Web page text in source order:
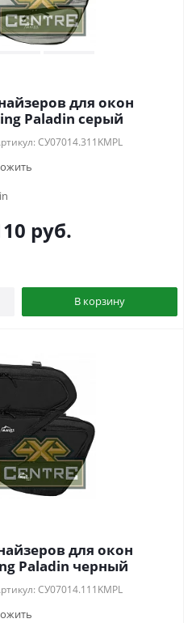
для окон
Paladin серый
СУ07014.311KMPL
руб.
В корзину
для окон
Paladin черный
СУ07014.111KMPL